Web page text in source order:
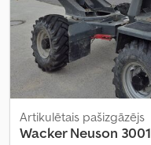
Artikulētais pašizgāzējs
Wacker Neuson 3001